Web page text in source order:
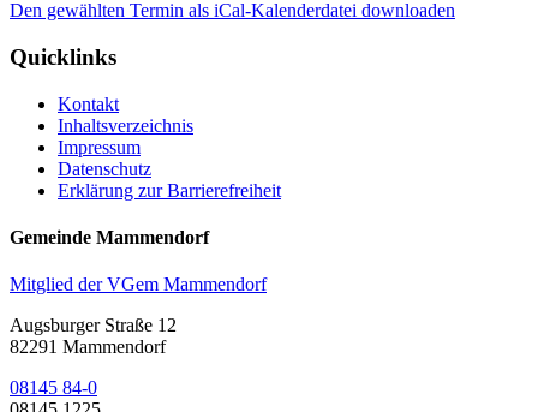
Den gewählten Termin als iCal-Kalenderdatei downloaden
Quicklinks
Kontakt
Inhaltsverzeichnis
Impressum
Datenschutz
Erklärung zur Barrierefreiheit
Gemeinde Mammendorf
Mitglied der VGem Mammendorf
Augsburger Straße 12
82291 Mammendorf
08145 84-0